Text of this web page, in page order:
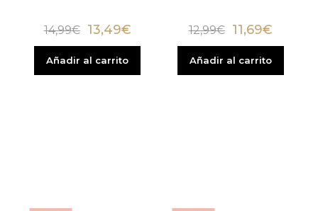
14,99€ 13,49€
Añadir al carrito
12,99€ 11,69€
Añadir al carrito